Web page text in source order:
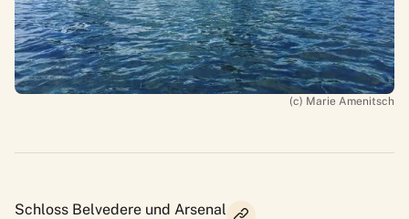
(c) Marie Amenitsch
Schloss Belvedere und Arsenal